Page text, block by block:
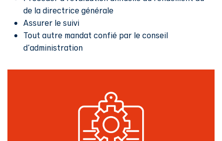
de la directrice générale
Assurer le suivi
Tout autre mandat confié par le conseil
d'administration